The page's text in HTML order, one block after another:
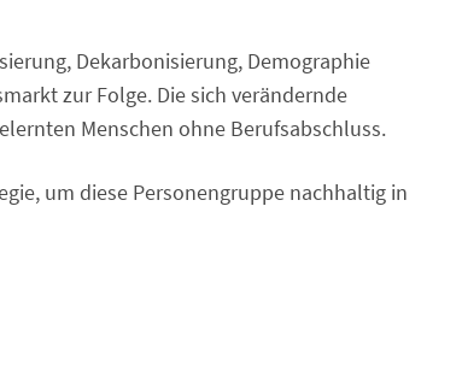
Dekarbonisierung, Demographie
zur Folge. Die sich verändernde
Menschen ohne Berufsabschluss.
um diese Personengruppe nachhaltig in